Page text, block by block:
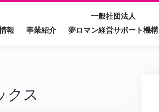
報 事業紹介
一般社団法人
夢ロマン経営サポート機構
クス